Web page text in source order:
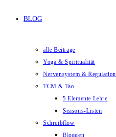
BLOG
alle Beiträge
Yoga & Spiritualität
Nervensystem & Regulation
TCM & Tao
5 Elemente Lehre
Seasons-Listen
Schreibflow
Bloggen